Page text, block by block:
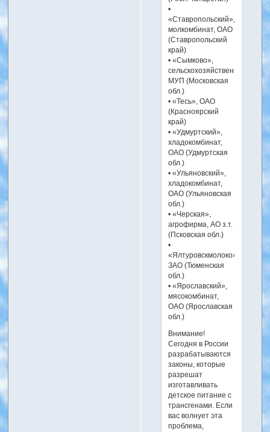
•
«Ставропольский»,
молкомбинат, ОАО
(Ставропольский
край)
• «Сымково»,
сельскохозяйственное
МУП (Московская
обл.)
• «Тесь», ОАО
(Красноярский
край)
• «Удмуртский»,
хладокомбинат,
ОАО (Удмуртская
обл.)
• «Ульяновский»,
хладокомбинат,
ОАО (Ульяновская
обл.)
• «Черская»,
агрофирма, АО з.т.
(Псковская обл.)
•
«Ялтуровскмолоко»,
ЗАО (Тюменская
обл.)
• «Ярославский»,
мясокомбинат,
ОАО (Ярославская
обл.)
Внимание!
Сегодня в России
разрабатываются
законы, которые
разрешат
изготавливать
детское питание с
трансгенами. Если
вас волнует эта
проблема,